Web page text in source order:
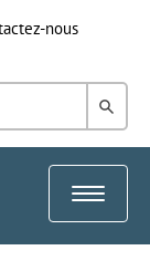
nous
dans
Toggle